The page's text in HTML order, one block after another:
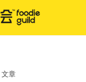
文章